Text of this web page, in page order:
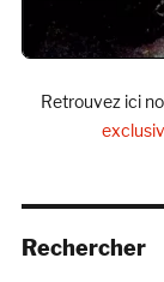
Retrouvez ici
Rechercher